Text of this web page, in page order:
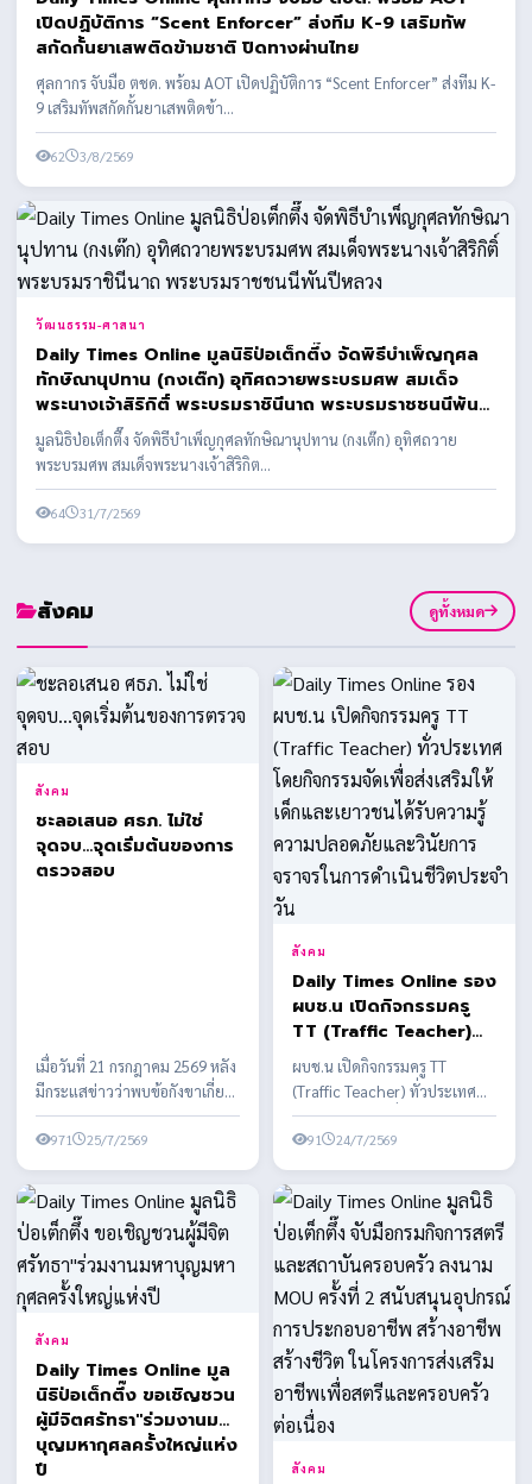
เปิดปฏิบัติการ “Scent Enforcer” ส่งทีม K-9 เสริมทัพ
สกัดกั้นยาเสพติดข้ามชาติ ปิดทางผ่านไทย
ศุลกากร จับมือ ตชด. พร้อม AOT เปิดปฏิบัติการ “Scent Enforcer” ส่งทีม K-
9 เสริมทัพสกัดกั้นยาเสพติดข้า...
62 3/8/2569
วัฒนธรรม-ศาสนา
Daily Times Online มูลนิธิป่อเต็กตึ๊ง จัดพิธีบำเพ็ญกุศล
ทักษิณานุปทาน (กงเต๊ก) อุทิศถวายพระบรมศพ สมเด็จ
พระนางเจ้าสิริกิติ์ พระบรมราชินีนาถ พระบรมราชชนนีพันปี
หลวง
มูลนิธิป่อเต็กตึ๊ง จัดพิธีบำเพ็ญกุศลทักษิณานุปทาน (กงเต๊ก) อุทิศถวาย
พระบรมศพ สมเด็จพระนางเจ้าสิริกิต...
64 31/7/2569
สังคม ดูทั้งหมด
สังคม
ชะลอเสนอ ศธภ. ไม่ใช่
จุดจบ...จุดเริ่มต้นของการ
ตรวจสอบ
เมื่อวันที่ 21 กรกฎาคม 2569 หลัง
มีกระแสข่าวว่าพบข้อกังขาเกี่ยว
กับคุณสมบัติของผู้ได้รับการเสนอ
ชื่อบาง...
971 25/7/2569
สังคม
Daily Times Online รอง
ผบช.น เปิดกิจกรรมครู
TT (Traffic Teacher)
ทั่วประเทศ โดยกิจกรรม
จัดเพื่อส่งเสริมให้เด็กและ
เยาวชนได้รับความรู้ความ
ปลอดภัยและวินัยการ
ผบช.น เปิดกิจกรรมครู TT
(Traffic Teacher) ทั่วประเทศ
โดยกิจกรรมจัดเพื่อส่งเสริมให้เด็ก
และเยาวชนได้รั...
91 24/7/2569
สังคม
Daily Times Online มูล
นิธิป่อเต็กตึ๊ง ขอเชิญชวน
ผู้มีจิตศรัทธา"ร่วมงานมหา
บุญมหากุศลครั้งใหญ่แห่ง
ปี
สังคม